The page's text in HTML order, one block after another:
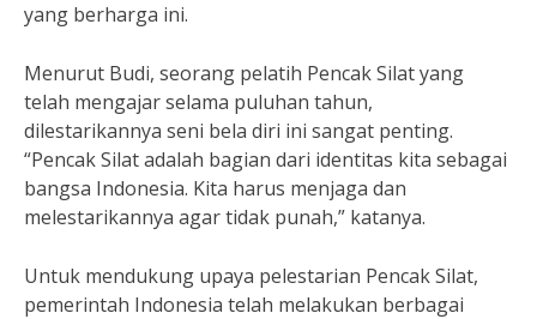
yang berharga ini.
Menurut Budi, seorang pelatih Pencak Silat yang
telah mengajar selama puluhan tahun,
dilestarikannya seni bela diri ini sangat penting.
“Pencak Silat adalah bagian dari identitas kita sebagai
bangsa Indonesia. Kita harus menjaga dan
melestarikannya agar tidak punah,” katanya.
Untuk mendukung upaya pelestarian Pencak Silat,
pemerintah Indonesia telah melakukan berbagai